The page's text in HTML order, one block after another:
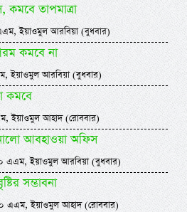
কমবে তাপমাত্রা
ইয়াওমুল আরবিয়া (বুধবার)
কমবে না
ইয়াওমুল আরবিয়া (বুধবার)
কমবে
ইয়াওমুল আহাদ (রোববার)
আবহাওয়া অফিস
এএম, ইয়াওমুল আরবিয়া (বুধবার)
সম্ভাবনা
এএম, ইয়াওমুল আহাদ (রোববার)